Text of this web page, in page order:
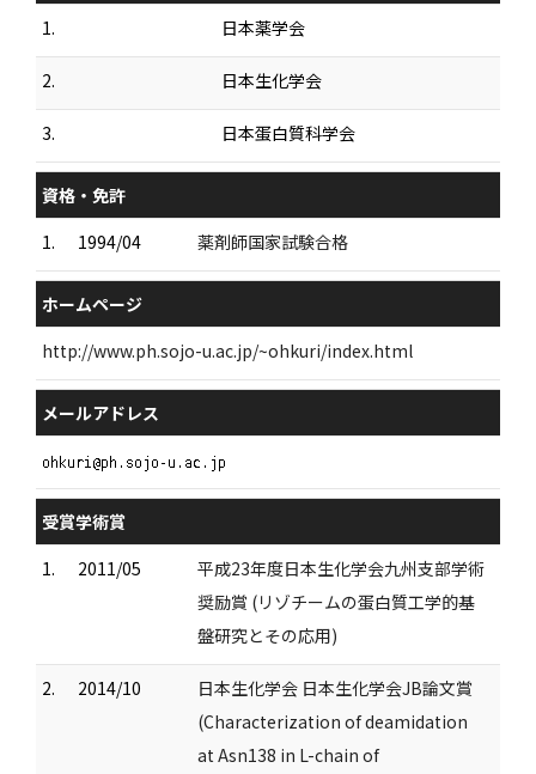
1.
日本薬学会
2. 日本生化学会
3. 日本蛋白質科学会
資格・免許
1.
1994/04 薬剤師国家試験合格
ホームページ
http://www.ph.sojo-u.ac.jp/~ohkuri/index.html
メールアドレス
受賞学術賞
1.
2011/05
平成23年度日本生化学会九州支部学術
奨励賞 (リゾチームの蛋白質工学的基
盤研究とその応用)
2. 2014/10
日本生化学会 日本生化学会JB論文賞
(Characterization of deamidation
at Asn138 in L-chain of